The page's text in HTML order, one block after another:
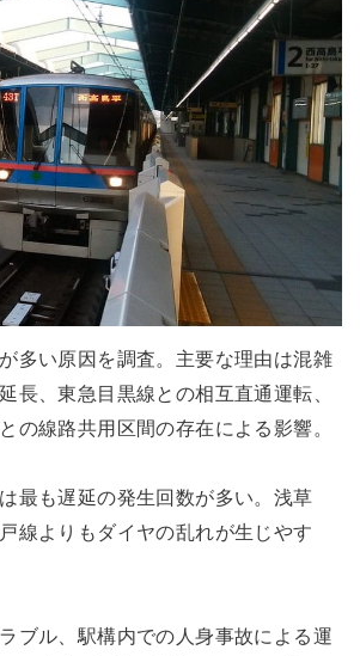
多い原因を調査。主要な理由は混雑
長、東急目黒線との相互直通運転、
の線路共用区間の存在による影響。
最も遅延の発生回数が多い。浅草
線よりもダイヤの乱れが生じやす
ブル、駅構内での人身事故による運